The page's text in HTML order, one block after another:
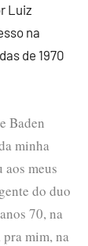
Luiz
na
de 1970
Baden
minha
aos meus
do duo
70, na
pra mim, na